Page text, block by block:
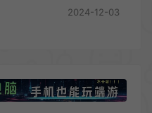
2024-12-03